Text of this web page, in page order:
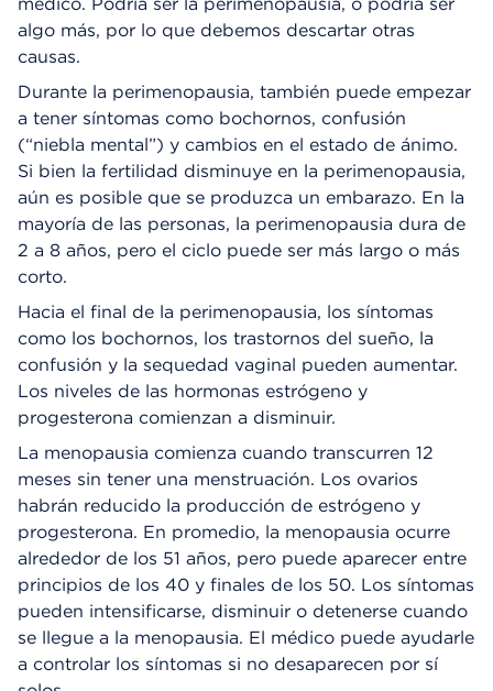
algo más, por lo que debemos descartar otras
causas.
Durante la perimenopausia, también puede empezar
a tener síntomas como bochornos, confusión
(“niebla mental”) y cambios en el estado de ánimo.
Si bien la fertilidad disminuye en la perimenopausia,
aún es posible que se produzca un embarazo. En la
mayoría de las personas, la perimenopausia dura de
2 a 8 años, pero el ciclo puede ser más largo o más
corto.
Hacia el final de la perimenopausia, los síntomas
como los bochornos, los trastornos del sueño, la
confusión y la sequedad vaginal pueden aumentar.
Los niveles de las hormonas estrógeno y
progesterona comienzan a disminuir.
La menopausia comienza cuando transcurren 12
meses sin tener una menstruación. Los ovarios
habrán reducido la producción de estrógeno y
progesterona. En promedio, la menopausia ocurre
alrededor de los 51 años, pero puede aparecer entre
principios de los 40 y finales de los 50. Los síntomas
pueden intensificarse, disminuir o detenerse cuando
se llegue a la menopausia. El médico puede ayudarle
a controlar los síntomas si no desaparecen por sí